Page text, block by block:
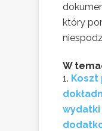
który
W
Koszt
wydatki